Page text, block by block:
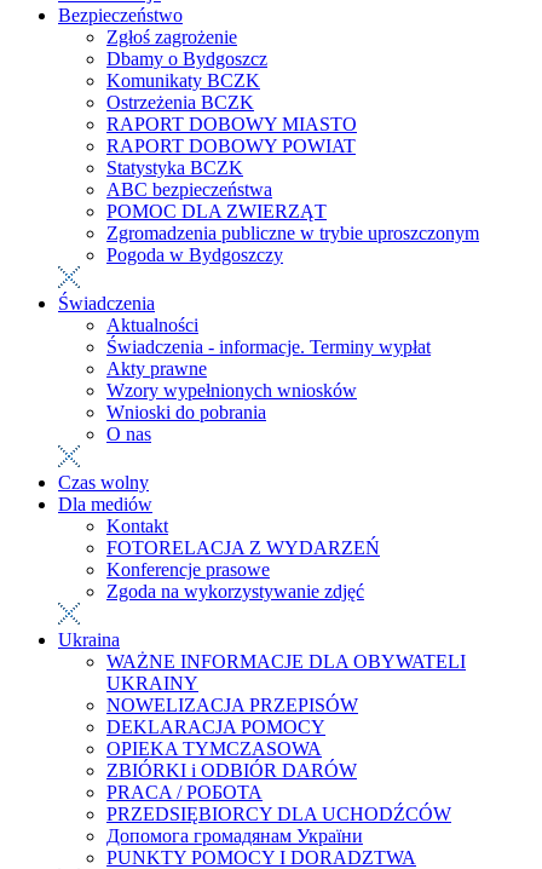
Bezpieczeństwo
Zgłoś zagrożenie
Dbamy o Bydgoszcz
Komunikaty BCZK
Ostrzeżenia BCZK
RAPORT DOBOWY MIASTO
RAPORT DOBOWY POWIAT
Statystyka BCZK
ABC bezpieczeństwa
POMOC DLA ZWIERZĄT
Zgromadzenia publiczne w trybie uproszczonym
Pogoda w Bydgoszczy
Świadczenia
Aktualności
Świadczenia - informacje. Terminy wypłat
Akty prawne
Wzory wypełnionych wniosków
Wnioski do pobrania
O nas
Czas wolny
Dla mediów
Kontakt
FOTORELACJA Z WYDARZEŃ
Konferencje prasowe
Zgoda na wykorzystywanie zdjęć
Ukraina
WAŻNE INFORMACJE DLA OBYWATELI
UKRAINY
NOWELIZACJA PRZEPISÓW
DEKLARACJA POMOCY
OPIEKA TYMCZASOWA
ZBIÓRKI i ODBIÓR DARÓW
PRACA / РОБОТА
PRZEDSIĘBIORCY DLA UCHODŹCÓW
Допомога громадянам України
PUNKTY POMOCY I DORADZTWA